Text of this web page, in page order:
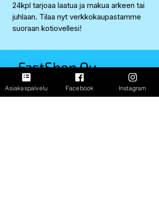
24kpl tarjoaa laatua ja makua arkeen tai
juhlaan. Tilaa nyt verkkokaupastamme
suoraan kotiovellesi!
FastShop Oy
3237108-4
Porrassalmenkatu 11 L1,
Asiakaspalvelu Facebook Instagram